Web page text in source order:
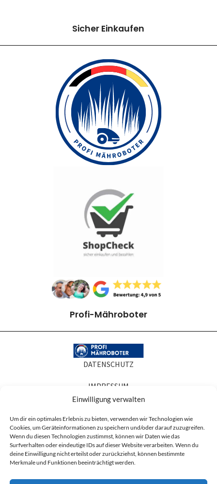
Einwilligung verwalten
Um dir ein optimales Erlebnis zu bieten, verwenden wir Technologien wie
Cookies, um Geräteinformationen zu speichern und/oder darauf zuzugreifen.
Wenn du diesen Technologien zustimmst, können wir Daten wie das
Surfverhalten oder eindeutige IDs auf dieser Website verarbeiten. Wenn du
deine Einwilligung nicht erteilst oder zurückziehst, können bestimmte
Merkmale und Funktionen beeinträchtigt werden.
Sicher Einkaufen
Profi-Mähroboter
DATENSCHUTZ
IMPRESSUM
AGB
Produktabbildungen dienen der Illustration. Sie können Zubehör oder
Ausstattung zeigen, die nicht zum Lieferumfang gehören, und in Details vom
Artikelbeschreibung.